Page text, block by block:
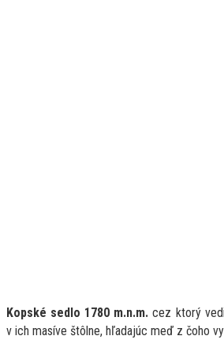
Kopské sedlo 1780 m.n.m. cez ktorý
v ich masíve štôlne, hľadajúc meď z čoho